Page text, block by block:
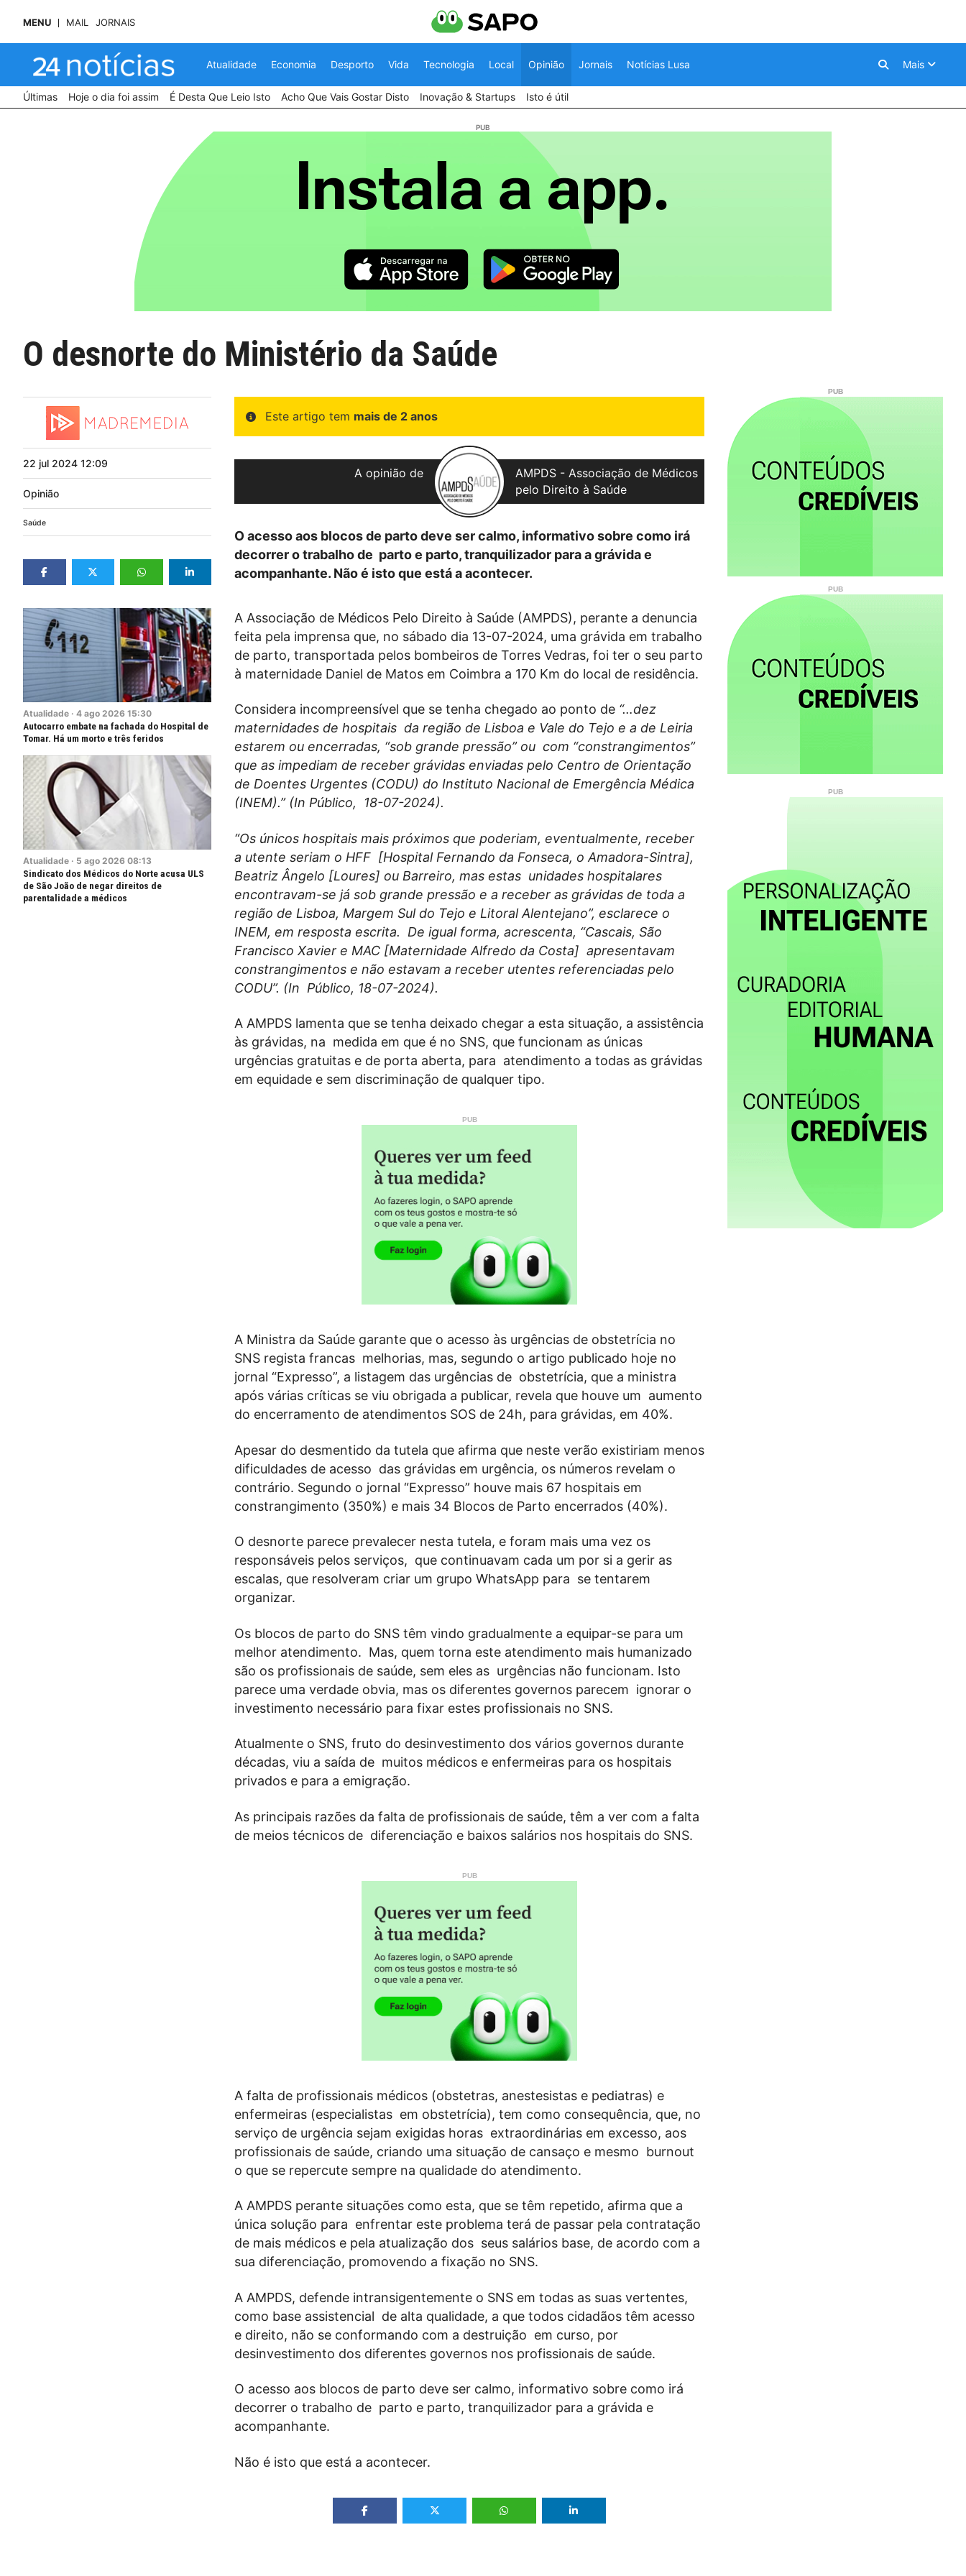
MENU MAIL JORNAIS
Atualidade Economia Desporto Vida Tecnologia Local Opinião Jornais Notícias Lusa Mais
Últimas Hoje o dia foi assim É Desta Que Leio Isto Acho Que Vais Gostar Disto Inovação & Startups Isto é útil
O desnorte do Ministério da Saúde
22 jul 2024 12:09
Opinião
Saúde
Atualidade · 4 ago 2026 15:30
Autocarro embate na fachada do Hospital de
Tomar. Há um morto e três feridos
Atualidade · 5 ago 2026 08:13
Sindicato dos Médicos do Norte acusa ULS
de São João de negar direitos de
parentalidade a médicos
Este artigo tem mais de 2 anos
A opinião de
AMPDS - Associação de Médicos
pelo Direito à Saúde
O acesso aos blocos de parto deve ser calmo, informativo sobre como irá
decorrer o trabalho de parto e parto, tranquilizador para a grávida e
acompanhante. Não é isto que está a acontecer.
A Associação de Médicos Pelo Direito à Saúde (AMPDS), perante a denuncia
feita pela imprensa que, no sábado dia 13-07-2024, uma grávida em trabalho
de parto, transportada pelos bombeiros de Torres Vedras, foi ter o seu parto
à maternidade Daniel de Matos em Coimbra a 170 Km do local de residência.
Considera incompreensível que se tenha chegado ao ponto de “…dez
maternidades de hospitais da região de Lisboa e Vale do Tejo e a de Leiria
estarem ou encerradas, “sob grande pressão” ou com “constrangimentos”
que as impediam de receber grávidas enviadas pelo Centro de Orientação
de Doentes Urgentes (CODU) do Instituto Nacional de Emergência Médica
(INEM).” (In Público, 18-07-2024).
“Os únicos hospitais mais próximos que poderiam, eventualmente, receber
a utente seriam o HFF [Hospital Fernando da Fonseca, o Amadora-Sintra],
Beatriz Ângelo [Loures] ou Barreiro, mas estas unidades hospitalares
encontravam-se já sob grande pressão e a receber as grávidas de toda a
região de Lisboa, Margem Sul do Tejo e Litoral Alentejano”, esclarece o
INEM, em resposta escrita. De igual forma, acrescenta, “Cascais, São
Francisco Xavier e MAC [Maternidade Alfredo da Costa] apresentavam
constrangimentos e não estavam a receber utentes referenciadas pelo
CODU”. (In Público, 18-07-2024).
A AMPDS lamenta que se tenha deixado chegar a esta situação, a assistência
às grávidas, na medida em que é no SNS, que funcionam as únicas
urgências gratuitas e de porta aberta, para atendimento a todas as grávidas
em equidade e sem discriminação de qualquer tipo.
A Ministra da Saúde garante que o acesso às urgências de obstetrícia no
SNS regista francas melhorias, mas, segundo o artigo publicado hoje no
jornal “Expresso”, a listagem das urgências de obstetrícia, que a ministra
após várias críticas se viu obrigada a publicar, revela que houve um aumento
do encerramento de atendimentos SOS de 24h, para grávidas, em 40%.
Apesar do desmentido da tutela que afirma que neste verão existiriam menos
dificuldades de acesso das grávidas em urgência, os números revelam o
contrário. Segundo o jornal “Expresso” houve mais 67 hospitais em
constrangimento (350%) e mais 34 Blocos de Parto encerrados (40%).
O desnorte parece prevalecer nesta tutela, e foram mais uma vez os
responsáveis pelos serviços, que continuavam cada um por si a gerir as
escalas, que resolveram criar um grupo WhatsApp para se tentarem
organizar.
Os blocos de parto do SNS têm vindo gradualmente a equipar-se para um
melhor atendimento. Mas, quem torna este atendimento mais humanizado
são os profissionais de saúde, sem eles as urgências não funcionam. Isto
parece uma verdade obvia, mas os diferentes governos parecem ignorar o
investimento necessário para fixar estes profissionais no SNS.
Atualmente o SNS, fruto do desinvestimento dos vários governos durante
décadas, viu a saída de muitos médicos e enfermeiras para os hospitais
privados e para a emigração.
As principais razões da falta de profissionais de saúde, têm a ver com a falta
de meios técnicos de diferenciação e baixos salários nos hospitais do SNS.
A falta de profissionais médicos (obstetras, anestesistas e pediatras) e
enfermeiras (especialistas em obstetrícia), tem como consequência, que, no
serviço de urgência sejam exigidas horas extraordinárias em excesso, aos
profissionais de saúde, criando uma situação de cansaço e mesmo burnout
o que se repercute sempre na qualidade do atendimento.
A AMPDS perante situações como esta, que se têm repetido, afirma que a
única solução para enfrentar este problema terá de passar pela contratação
de mais médicos e pela atualização dos seus salários base, de acordo com a
sua diferenciação, promovendo a fixação no SNS.
A AMPDS, defende intransigentemente o SNS em todas as suas vertentes,
como base assistencial de alta qualidade, a que todos cidadãos têm acesso
e direito, não se conformando com a destruição em curso, por
desinvestimento dos diferentes governos nos profissionais de saúde.
O acesso aos blocos de parto deve ser calmo, informativo sobre como irá
decorrer o trabalho de parto e parto, tranquilizador para a grávida e
acompanhante.
Não é isto que está a acontecer.